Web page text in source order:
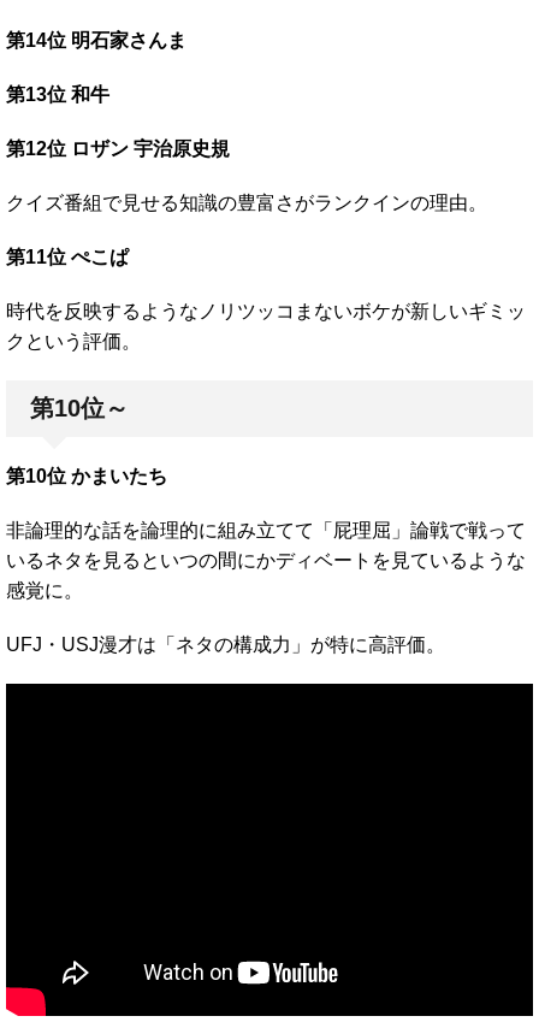
第14位 明石家さんま
第13位 和牛
第12位 ロザン 宇治原史規
クイズ番組で見せる知識の豊富さがランクインの理由。
第11位 ぺこぱ
時代を反映するようなノリツッコまないボケが新しいギミッ
クという評価。
第10位～
第10位 かまいたち
非論理的な話を論理的に組み立てて「屁理屈」論戦で戦って
いるネタを見るといつの間にかディベートを見ているような
感覚に。
UFJ・USJ漫才は「ネタの構成力」が特に高評価。